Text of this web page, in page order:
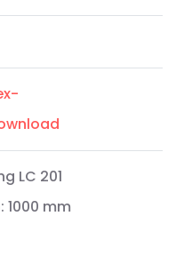
LC 201
1000 mm